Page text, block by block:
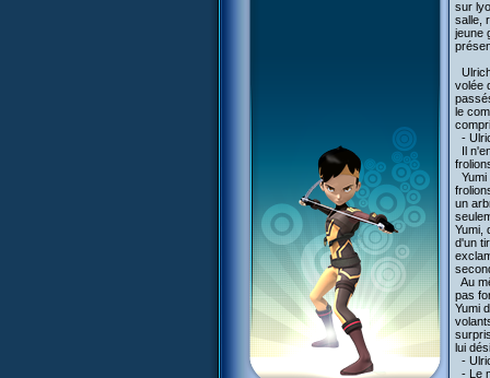
sur
salle,
jeune
volée
le
-
Il
un
Yumi,
d'un
Au
pas
Yumi
lui
-
- Le